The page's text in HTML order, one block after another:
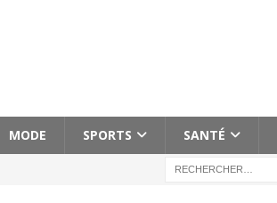
MODE SPORTS SANTÉ